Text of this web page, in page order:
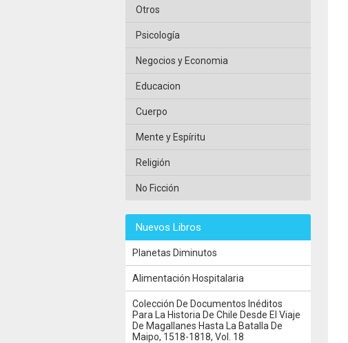
Otros
Psicología
Negocios y Economia
Educacion
Cuerpo
Mente y Espíritu
Religión
No Ficción
Nuevos Libros
Planetas Diminutos
Alimentación Hospitalaria
Colección De Documentos Inéditos
Para La Historia De Chile Desde El Viaje
De Magallanes Hasta La Batalla De
Maipo, 1518-1818, Vol. 18